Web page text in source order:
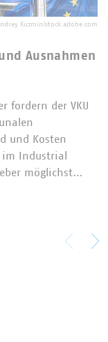
Kuzmin/stock.adobe.com
Ausnahmen
fordern der VKU
und Kosten
Industrial
möglichst…